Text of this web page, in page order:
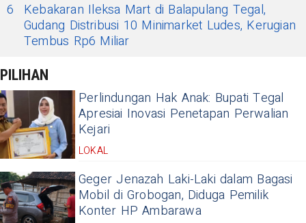
6
Kebakaran Ileksa Mart di Balapulang Tegal,
Gudang Distribusi 10 Minimarket Ludes, Kerugian
Tembus Rp6 Miliar
PILIHAN
Perlindungan Hak Anak: Bupati Tegal
Apresiai Inovasi Penetapan Perwalian
Kejari
LOKAL
Geger Jenazah Laki-Laki dalam Bagasi
Mobil di Grobogan, Diduga Pemilik
Konter HP Ambarawa